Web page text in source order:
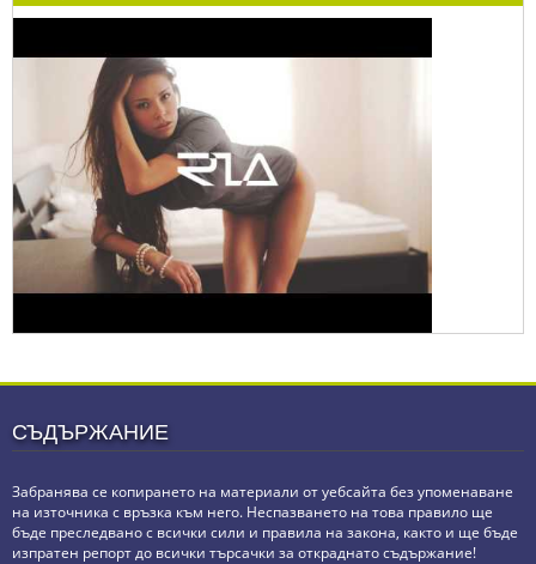
СЪДЪРЖАНИЕ
Забранява се копирането на материали от уебсайта без упоменаване
на източника с връзка към него. Неспазването на това правило ще
бъде преследвано с всички сили и правила на закона, както и ще бъде
изпратен репорт до всички търсачки за откраднато съдържание!